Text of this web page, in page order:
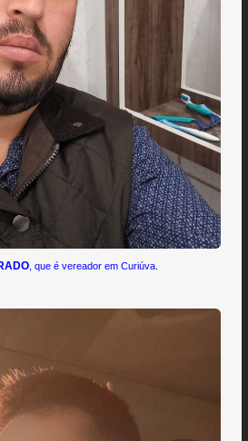
, que é vereador em Curiúva.